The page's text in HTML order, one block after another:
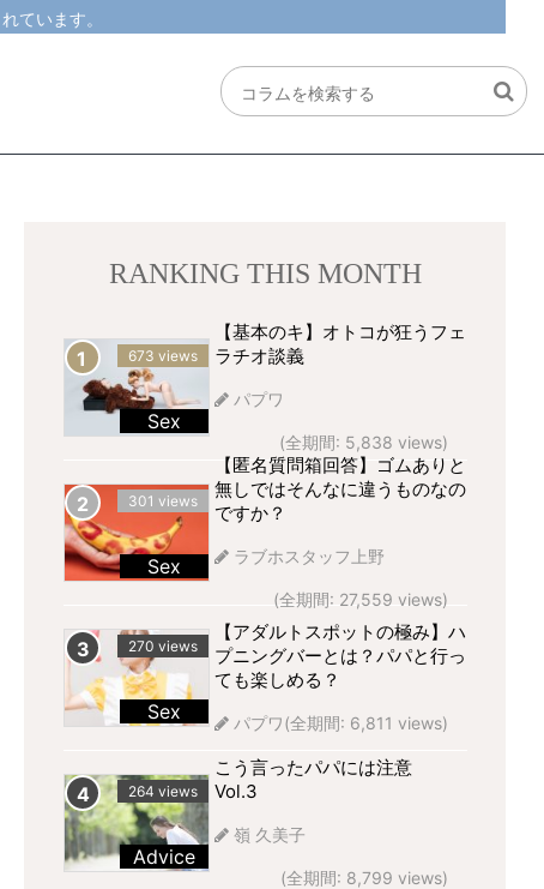
ています。
RANKING THIS MONTH
673 views
Sex
【基本のキ】オトコが狂うフェ
ラチオ談義
パプワ
(全期間: 5,838 views)
301 views
Sex
【匿名質問箱回答】ゴムありと
無しではそんなに違うものなの
ですか？
ラブホスタッフ上野
(全期間: 27,559 views)
270 views
Sex
【アダルトスポットの極み】ハ
プニングバーとは？パパと行っ
ても楽しめる？
パプワ(全期間: 6,811 views)
264 views
Advice
こう言ったパパには注意
Vol.3
嶺 久美子
(全期間: 8,799 views)